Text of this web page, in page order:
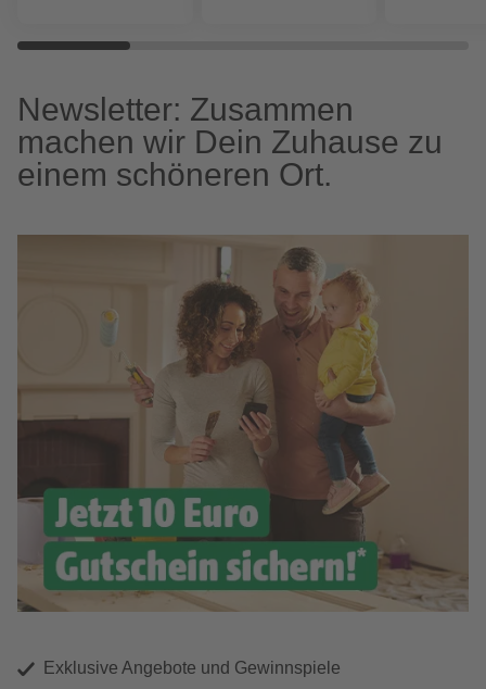
Newsletter: Zusammen
machen wir Dein Zuhause zu
einem schöneren Ort.
Exklusive Angebote und Gewinnspiele